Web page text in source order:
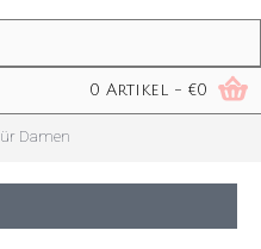
0 Artikel - €0
Damen